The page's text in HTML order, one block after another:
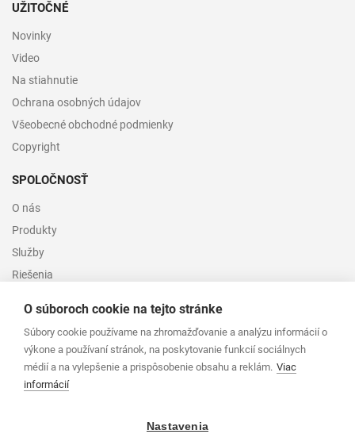
UŽITOČNÉ
Novinky
Video
Na stiahnutie
Ochrana osobných údajov
Všeobecné obchodné podmienky
Copyright
SPOLOČNOSŤ
O nás
Produkty
Služby
Riešenia
ADRESA
TRANSCOM TECHNIK, spol. s r.o.
Bojnická 18, Bratislava
O súboroch cookie na tejto stránke
Súbory cookie používame na zhromažďovanie a analýzu informácií o
výkone a používaní stránok, na poskytovanie funkcií sociálnych
médií a na vylepšenie a prispôsobenie obsahu a reklám. Viac
informácií
Nastavenia